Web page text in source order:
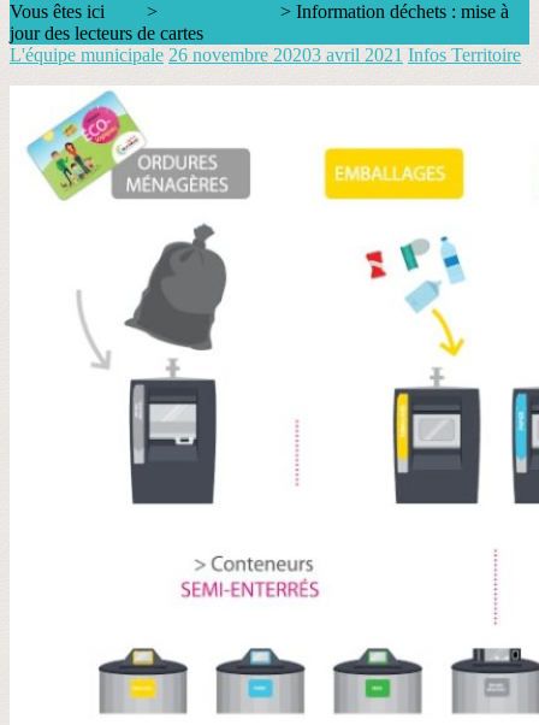
Vous êtes ici > > Information déchets : mise à
jour des lecteurs de cartes
L'équipe municipale 26 novembre 20203 avril 2021 Infos Territoire